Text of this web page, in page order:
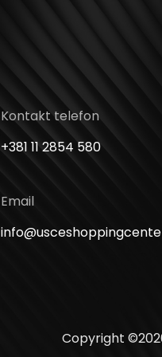
Kontakt telefon
+381 11 2854 580
Email
Copyright